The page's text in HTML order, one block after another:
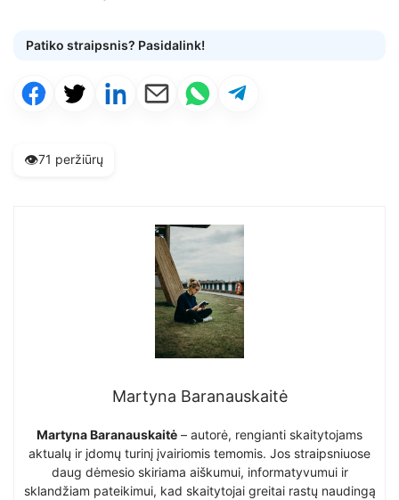
Patiko straipsnis? Pasidalink!
👁️71 peržiūrų
Martyna Baranauskaitė
Martyna Baranauskaitė – autorė, rengianti skaitytojams
aktualų ir įdomų turinį įvairiomis temomis. Jos straipsniuose
daug dėmesio skiriama aiškumui, informatyvumui ir
sklandžiam pateikimui, kad skaitytojai greitai rastų naudingą